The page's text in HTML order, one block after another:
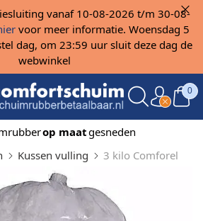
vanaf 10-08-2026 t/m 30-08-
voor meer informatie. Woensdag 5
dag, om 23:59 uur sluit deze dag de
webwinkel
0
op maatgesneden
Kussen vulling 3 kilo Comforel